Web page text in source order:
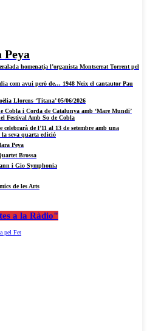
homenatja l’organista Montserrat Torrent pel
com avui però de… 1948 Neix el cantautor Pau
Llorens ‘Titana’ 05/06/2026
Cobla i Corda de Catalunya amb ‘Mare Mundi’
Festival Amb So de Cobla
celebrarà de l’11 al 13 de setembre amb una
la seva quarta edició
Peya
Brossa
i Gio Symphonia
de les Arts
a la Ràdio"